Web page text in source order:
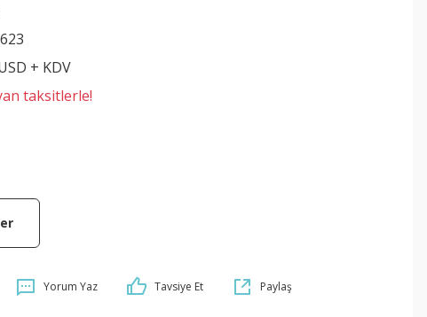
+ KDV
taksitlerle!
Yorum Yaz Tavsiye Et Paylaş